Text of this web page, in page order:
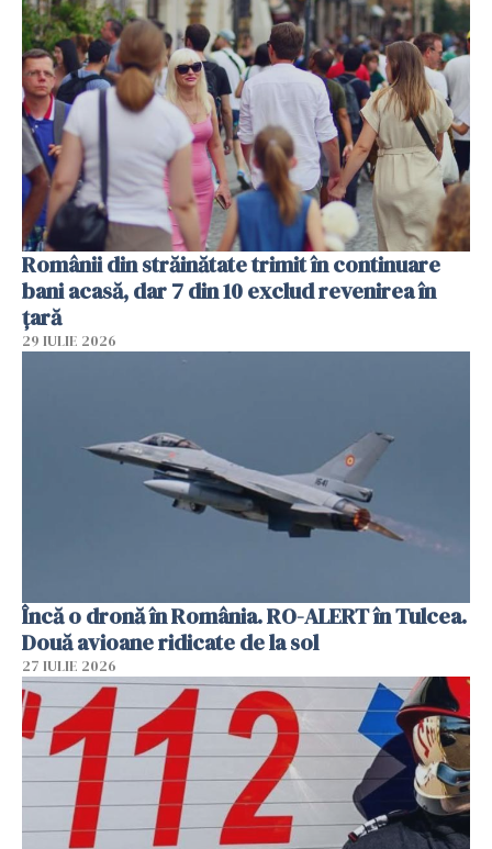
Românii din străinătate trimit în continuare
bani acasă, dar 7 din 10 exclud revenirea în
țară
29 IULIE 2026
Încă o dronă în România. RO-ALERT în Tulcea.
Două avioane ridicate de la sol
27 IULIE 2026